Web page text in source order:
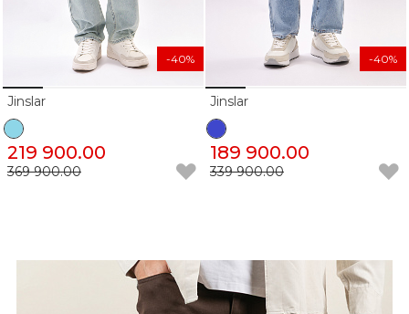
Jinslar
219 900.00
369 900.00
-40%
Jinslar
189 900.00
339 900.00
-40%